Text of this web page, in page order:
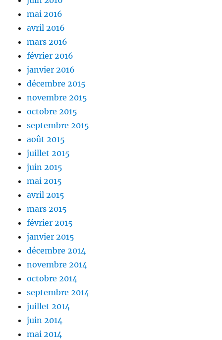
mai 2016
avril 2016
mars 2016
février 2016
janvier 2016
décembre 2015
novembre 2015
octobre 2015
septembre 2015
août 2015
juillet 2015
juin 2015
mai 2015
avril 2015
mars 2015
février 2015
janvier 2015
décembre 2014
novembre 2014
octobre 2014
septembre 2014
juillet 2014
juin 2014
mai 2014